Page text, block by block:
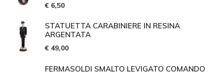
€ 6,50
STATUETTA CARABINIERE IN RESINA
ARGENTATA
€ 49,00
FERMASOLDI SMALTO LEVIGATO COMANDO